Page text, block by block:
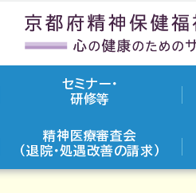
セミナー・
研修等
精神医療審査会
（退院・処遇改善の請求）